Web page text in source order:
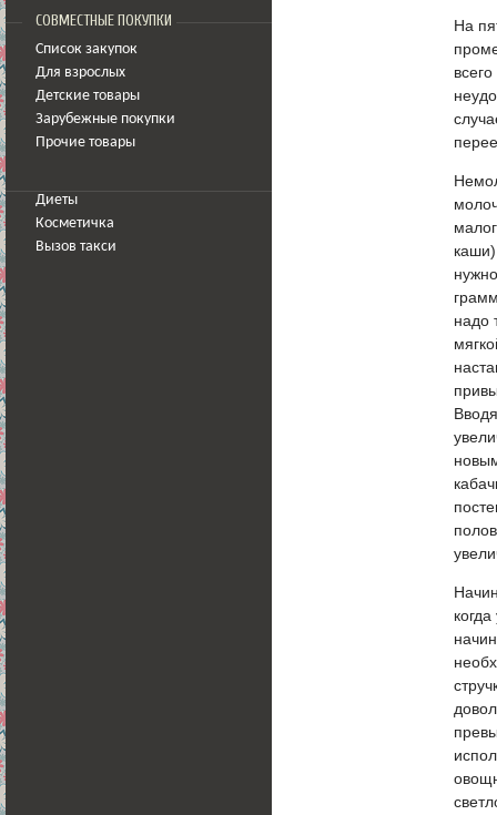
СОВМЕСТНЫЕ ПОКУПКИ
Список закупок
Для взрослых
Детские товары
Зарубежные покупки
Прочие товары
Диеты
Косметичка
Вызов такси
На
надо